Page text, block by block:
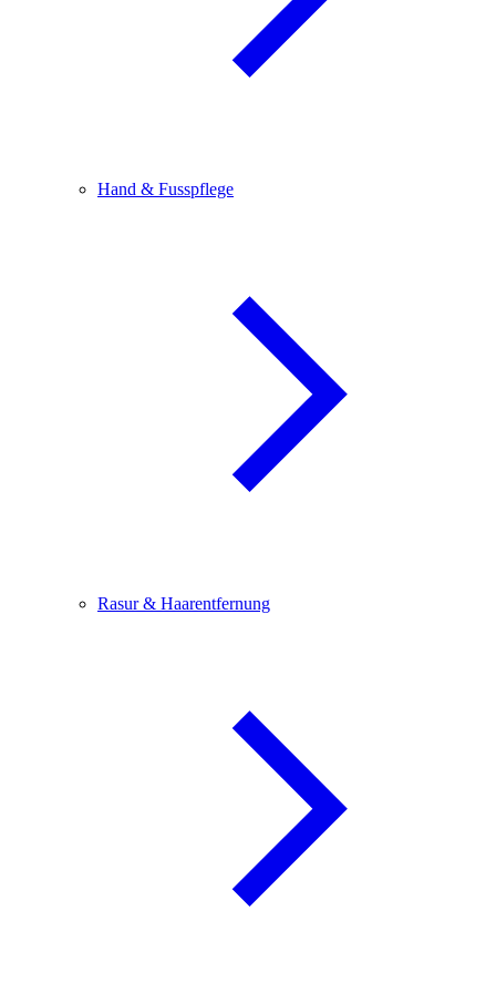
Hand & Fusspflege
Rasur & Haarentfernung